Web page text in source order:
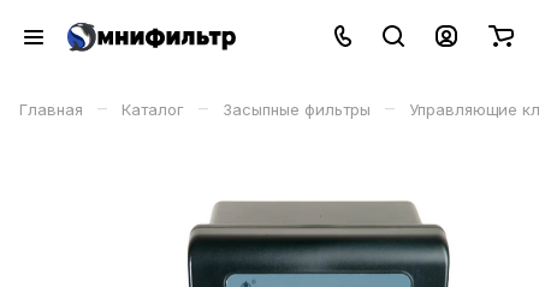
Главная – Каталог – Засыпные фильтры – Управляющие